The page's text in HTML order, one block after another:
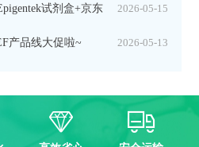
2026-05-15
试剂盒+京东
2026-05-13
产品线大促啦~